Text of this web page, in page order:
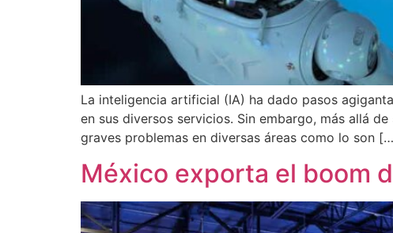
La inteligencia artificial (IA) ha dado pasos
en sus diversos servicios. Sin embargo, más allá
graves problemas en diversas áreas como lo son
México exporta el boom